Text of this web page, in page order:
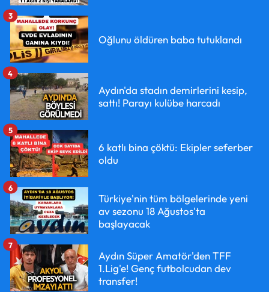
Oğlunu öldüren baba tutuklandı
3
Aydın'da stadın demirlerini kesip,
sattı! Parayı kulübe harcadı
4
6 katlı bina çöktü: Ekipler seferber
oldu
5
Türkiye'nin tüm bölgelerinde yeni
av sezonu 18 Ağustos'ta
başlayacak
6
Aydın Süper Amatör'den TFF
1.Lig'e! Genç futbolcudan dev
transfer!
7